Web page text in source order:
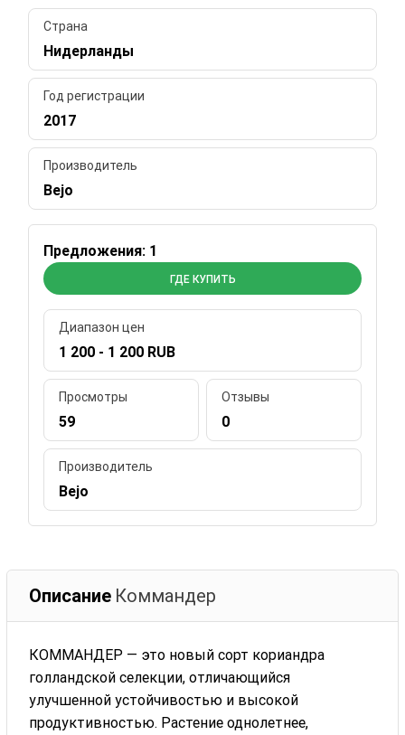
Страна
Нидерланды
Год регистрации
2017
Производитель
Bejo
Предложения: 1
ГДЕ КУПИТЬ
Диапазон цен
1 200 - 1 200 RUB
Просмотры
59
Отзывы
0
Производитель
Bejo
Описание Коммандер
КОММАНДЕР — это новый сорт кориандра
голландской селекции, отличающийся
улучшенной устойчивостью и высокой
продуктивностью. Растение однолетнее,